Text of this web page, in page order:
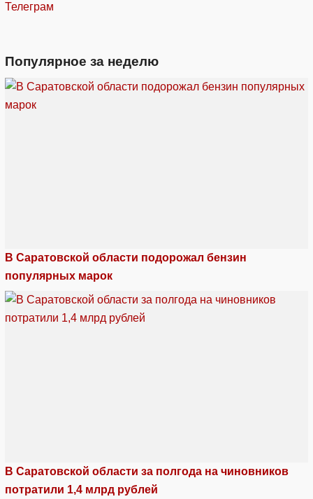
Телеграм
Популярное за неделю
В Саратовской области подорожал бензин
популярных марок
В Саратовской области за полгода на чиновников
потратили 1,4 млрд рублей